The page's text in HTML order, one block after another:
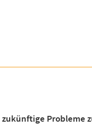
zukünftige Probleme